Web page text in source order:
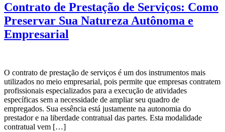
Contrato de Prestação de Serviços: Como
Preservar Sua Natureza Autônoma e
Empresarial
O contrato de prestação de serviços é um dos instrumentos mais
utilizados no meio empresarial, pois permite que empresas contratem
profissionais especializados para a execução de atividades
específicas sem a necessidade de ampliar seu quadro de
empregados. Sua essência está justamente na autonomia do
prestador e na liberdade contratual das partes. Esta modalidade
contratual vem […]